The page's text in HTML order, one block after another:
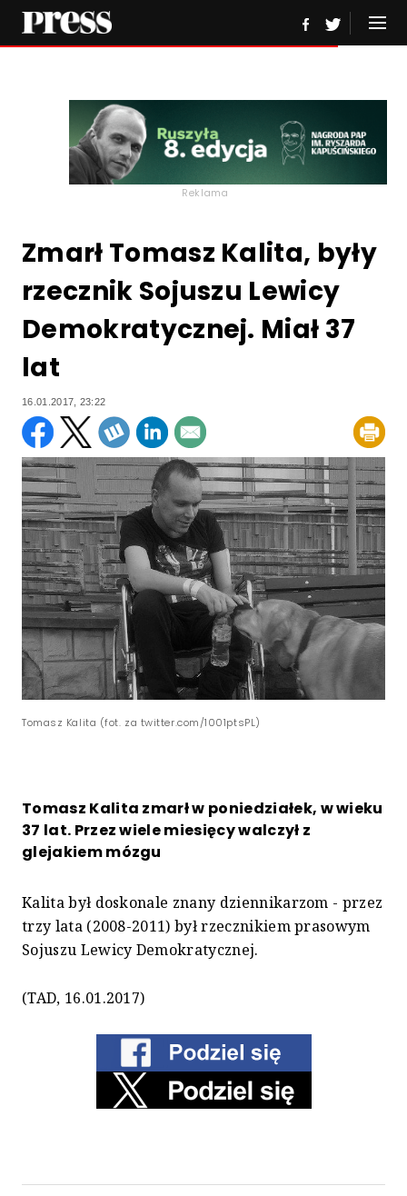
Reklama
Zmarł Tomasz Kalita, były
rzecznik Sojuszu Lewicy
Demokratycznej. Miał 37
lat
16.01.2017, 23:22
Tomasz Kalita (fot. za twitter.com/1001ptsPL)
Tomasz Kalita zmarł w poniedziałek, w wieku
37 lat. Przez wiele miesięcy walczył z
glejakiem mózgu
Kalita był doskonale znany dziennikarzom - przez
trzy lata (2008-2011) był rzecznikiem prasowym
Sojuszu Lewicy Demokratycznej.
(TAD, 16.01.2017)